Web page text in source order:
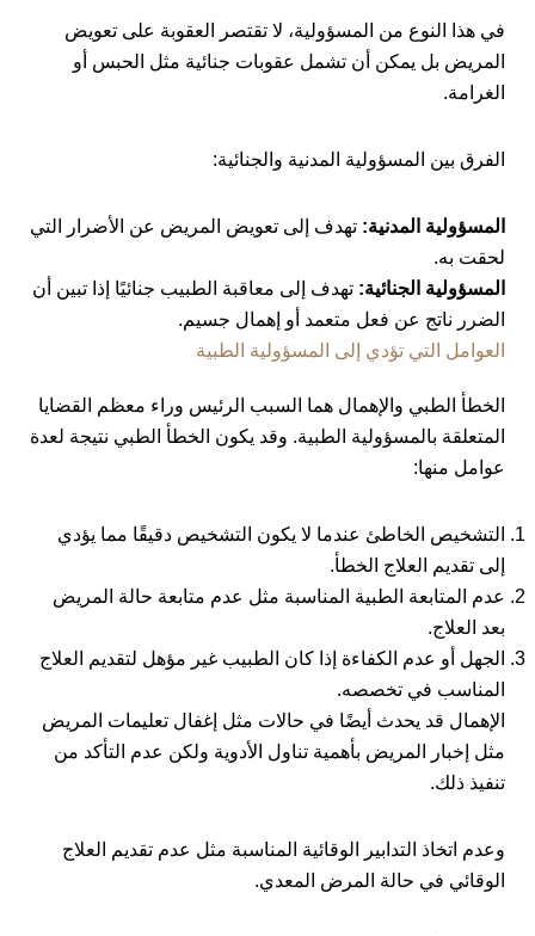
في هذا النوع من المسؤولية، لا تقتصر العقوبة على تعويض
المريض بل يمكن أن تشمل عقوبات جنائية مثل الحبس أو
الغرامة.
الفرق بين المسؤولية المدنية والجنائية:
المسؤولية المدنية: تهدف إلى تعويض المريض عن الأضرار التي
لحقت به.
المسؤولية الجنائية: تهدف إلى معاقبة الطبيب جنائيًا إذا تبين أن
الضرر ناتج عن فعل متعمد أو إهمال جسيم.
العوامل التي تؤدي إلى المسؤولية الطبية
الخطأ الطبي والإهمال هما السبب الرئيس وراء معظم القضايا
المتعلقة بالمسؤولية الطبية. وقد يكون الخطأ الطبي نتيجة لعدة
عوامل منها:
التشخيص الخاطئ عندما لا يكون التشخيص دقيقًا مما يؤدي
إلى تقديم العلاج الخطأ.
عدم المتابعة الطبية المناسبة مثل عدم متابعة حالة المريض
بعد العلاج.
الجهل أو عدم الكفاءة إذا كان الطبيب غير مؤهل لتقديم العلاج
المناسب في تخصصه.
الإهمال قد يحدث أيضًا في حالات مثل إغفال تعليمات المريض
مثل إخبار المريض بأهمية تناول الأدوية ولكن عدم التأكد من
تنفيذ ذلك.
وعدم اتخاذ التدابير الوقائية المناسبة مثل عدم تقديم العلاج
الوقائي في حالة المرض المعدي.